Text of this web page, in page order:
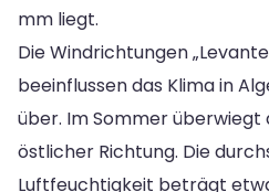
mm liegt.
Die Windrichtungen
beeinflussen das Klima in
über. Im Sommer überwiegt
östlicher Richtung. Die
Luftfeuchtigkeit beträgt